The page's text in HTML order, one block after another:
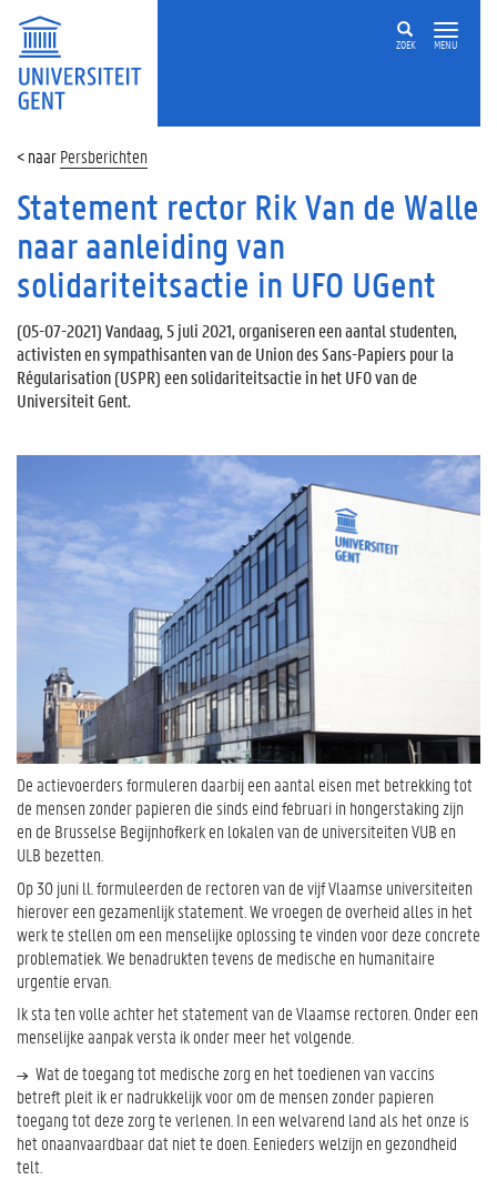
ZOEK MENU
Persberichten
Statement rector Rik Van de Walle
naar aanleiding van
solidariteitsactie in UFO UGent
(05-07-2021) Vandaag, 5 juli 2021, organiseren een aantal studenten,
activisten en sympathisanten van de Union des Sans-Papiers pour la
Régularisation (USPR) een solidariteitsactie in het UFO van de
Universiteit Gent.
De actievoerders formuleren daarbij een aantal eisen met betrekking tot
de mensen zonder papieren die sinds eind februari in hongerstaking zijn
en de Brusselse Begijnhofkerk en lokalen van de universiteiten VUB en
ULB bezetten.
Op 30 juni ll. formuleerden de rectoren van de vijf Vlaamse universiteiten
hierover een gezamenlijk statement. We vroegen de overheid alles in het
werk te stellen om een menselijke oplossing te vinden voor deze concrete
problematiek. We benadrukten tevens de medische en humanitaire
urgentie ervan.
Ik sta ten volle achter het statement van de Vlaamse rectoren. Onder een
menselijke aanpak versta ik onder meer het volgende.
Wat de toegang tot medische zorg en het toedienen van vaccins
betreft pleit ik er nadrukkelijk voor om de mensen zonder papieren
toegang tot deze zorg te verlenen. In een welvarend land als het onze is
het onaanvaardbaar dat niet te doen. Eenieders welzijn en gezondheid
telt.